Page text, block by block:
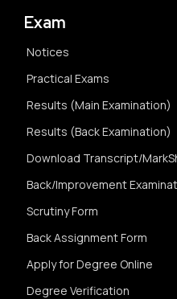
Exam
Notices
Practical Exams
Results (Main Examination)
Results (Back Examination)
Download Transcript/
Back/Improvement
Scrutiny Form
Back Assignment Form
Apply for Degree Online
Degree Verification